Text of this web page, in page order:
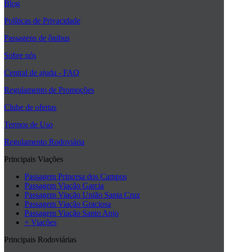
Blog
Políticas de Privacidade
Passagens de ônibus
Sobre nós
Central de ajuda - FAQ
Regulamento de Promoções
Clube de ofertas
Termos de Uso
Regulamento Rodoviária
Principais Viações
Passagem Princesa dos Campos
Passagem Viação Garcia
Passagem Viação União Santa Cruz
Passagem Viação Graciosa
Passagem Viação Santo Anjo
+ Viações
Principais Rodoviárias